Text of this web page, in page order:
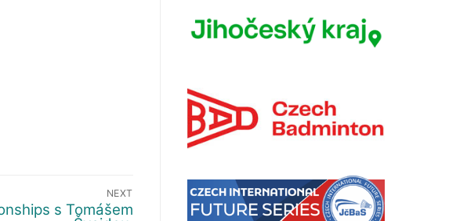
NEXT
s Tomášem